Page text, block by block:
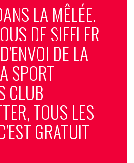
LA MÊLÉE.
DE SIFFLER
DE LA
SPORT
CLUB
TOUS LES
GRATUIT